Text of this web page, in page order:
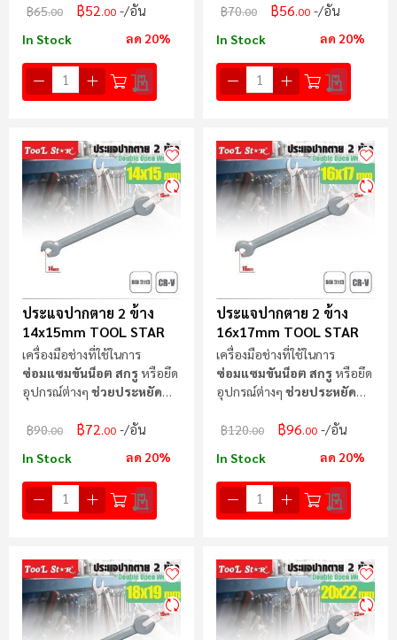
฿65.00 ฿52.00 /อัน
In Stock ลด 20%
฿70.00 ฿56.00 /อัน
In Stock ลด 20%
ประแจปากตาย 2 ข้าง
14x15mm TOOL STAR
เครื่องมือช่างที่ใช้ในการ
ซ่อมแซมขันน็อต สกรู หรือยึด
อุปกรณ์ต่างๆ ช่วยประหยัด
฿90.00 ฿72.00 /อัน
In Stock ลด 20%
ประแจปากตาย 2 ข้าง
16x17mm TOOL STAR
เครื่องมือช่างที่ใช้ในการ
ซ่อมแซมขันน็อต สกรู หรือยึด
อุปกรณ์ต่างๆ ช่วยประหยัด
฿120.00 ฿96.00 /อัน
In Stock ลด 20%